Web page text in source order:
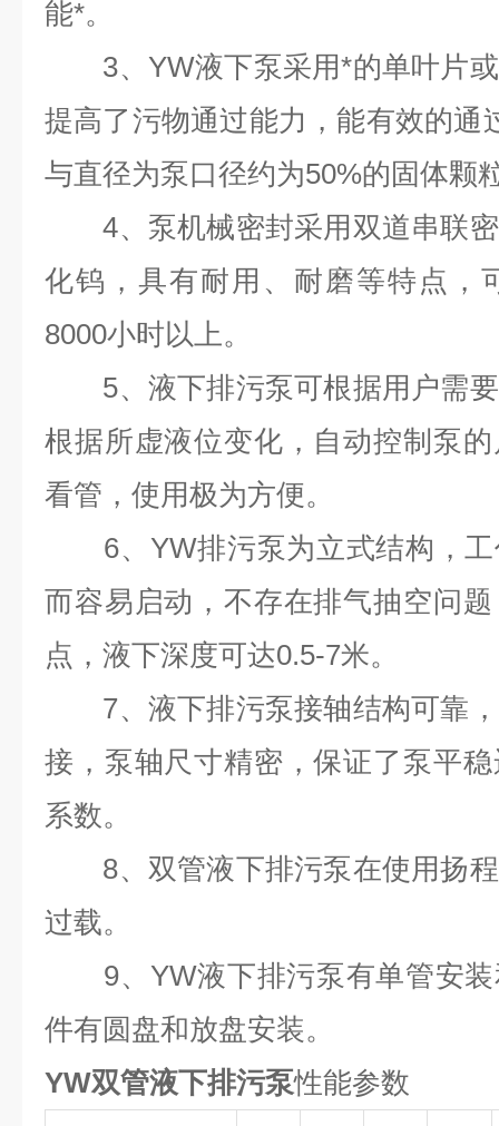
能*。
3、YW液下泵采用*的单叶片或
提高了污物通过能力，能有效的通
与直径为泵口径约为50%的固体颗
4、泵机械密封采用双道串联密
化钨，具有耐用、耐磨等特点，
8000小时以上。
5、液下排污泵可根据用户需要
根据所虚液位变化，自动控制泵
看管，使用极为方便。
6、YW排污泵为立式结构，工
而容易启动，不存在排气抽空问
点，液下深度可达0.5-7米。
7、液下排污泵接轴结构可靠，
接，泵轴尺寸精密，保证了泵平
系数。
8、双管液下排污泵在使用扬程
过载。
9、YW液下排污泵有单管安装
件有圆盘和放盘安装。
YW双管液下排污泵性能参数